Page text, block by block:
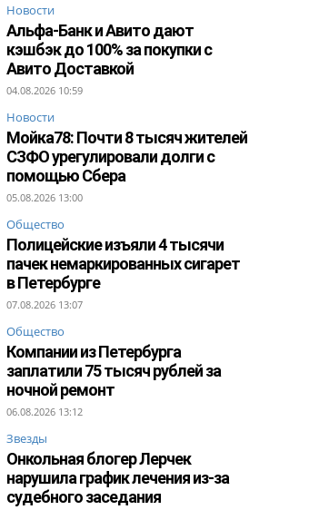
Новости
Альфа-Банк и Авито дают
кэшбэк до 100% за покупки с
Авито Доставкой
04.08.2026 10:59
Новости
Мойка78: Почти 8 тысяч жителей
СЗФО урегулировали долги с
помощью Сбера
05.08.2026 13:00
Общество
Полицейские изъяли 4 тысячи
пачек немаркированных сигарет
в Петербурге
07.08.2026 13:07
Общество
Компании из Петербурга
заплатили 75 тысяч рублей за
ночной ремонт
06.08.2026 13:12
Звезды
Онкольная блогер Лерчек
нарушила график лечения из-за
судебного заседания